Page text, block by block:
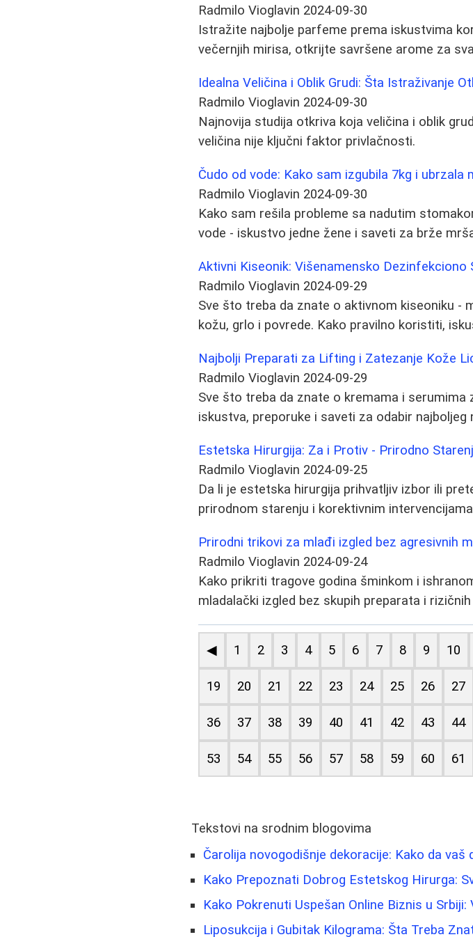
Radmilo Vioglavin 2024-09-30
Istražite najbolje parfeme prema iskustvima
večernjih mirisa, otkrijte savršene arome za
Idealna Veličina i Oblik Grudi: Šta Istraživanje
Radmilo Vioglavin 2024-09-30
Najnovija studija otkriva koja veličina i oblik
veličina nije ključni faktor privlačnosti.
Čudo od vode: Kako sam izgubila 7kg i
Radmilo Vioglavin 2024-09-30
Kako sam rešila probleme sa nadutim
vode - iskustvo jedne žene i saveti za brže
Aktivni Kiseonik: Višenamensko Dezinfekciono
Radmilo Vioglavin 2024-09-29
Sve što treba da znate o aktivnom kiseoniku -
kožu, grlo i povrede. Kako pravilno koristiti,
Najbolji Preparati za Lifting i Zatezanje Kože
Radmilo Vioglavin 2024-09-29
Sve što treba da znate o kremama i
iskustva, preporuke i saveti za odabir najboljeg
Estetska Hirurgija: Za i Protiv - Prirodno
Radmilo Vioglavin 2024-09-25
Da li je estetska hirurgija prihvatljiv izbor ili
prirodnom starenju i korektivnim
Prirodni trikovi za mlađi izgled bez agresivnih
Radmilo Vioglavin 2024-09-24
Kako prikriti tragove godina šminkom i
mladalački izgled bez skupih preparata i
◀ 1 2 3 4 5 6 7 8 9 10
19 20 21 22 23 24 25 26 27
36 37 38 39 40 41 42 43 44
53 54 55 56 57 58 59 60 61
Tekstovi na srodnim blogovima
Čarolija novogodišnje dekoracije: Kako da
Kako Prepoznati Dobrog Estetskog Hirurga:
Kako Pokrenuti Uspešan Online Biznis u
Liposukcija i Gubitak Kilograma: Šta Treba